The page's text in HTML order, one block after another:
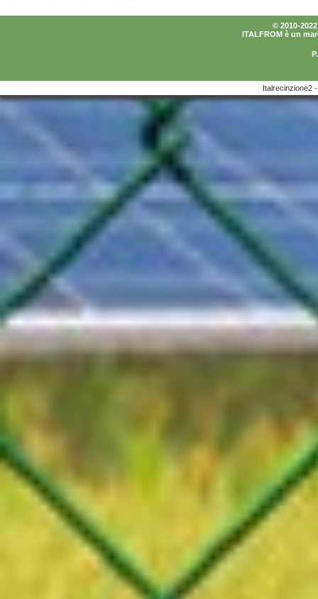
© 2010-
ITALFROM è un
Italrecinzione2